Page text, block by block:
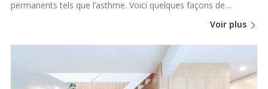
permanents tels que l’asthme. Voici quelques façons de…
Voir plus